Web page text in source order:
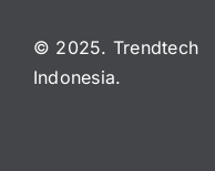
© 2025. Trendtech
Indonesia.